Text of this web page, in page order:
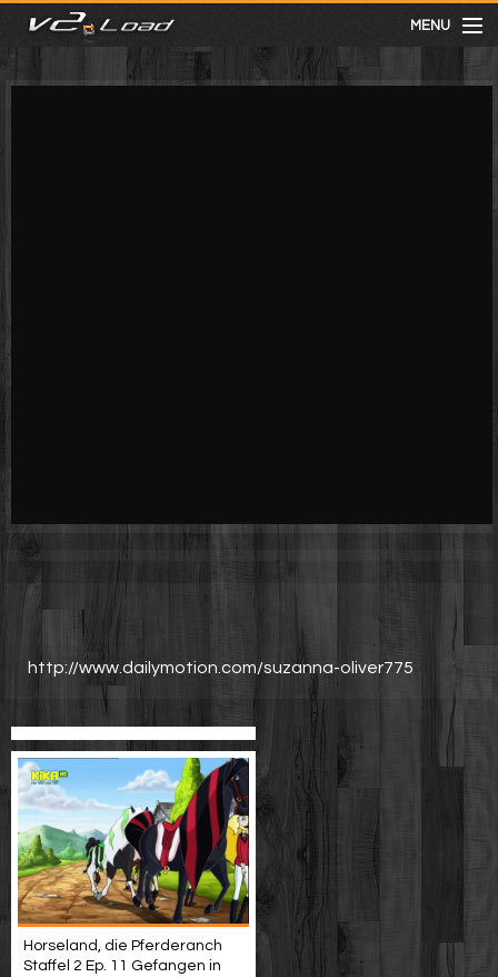
MENU
meist gesehen
http://www.dailymotion.com/suzanna-oliver775
Horseland, die Pferderanch
Staffel 2 Ep. 11 Gefangen in